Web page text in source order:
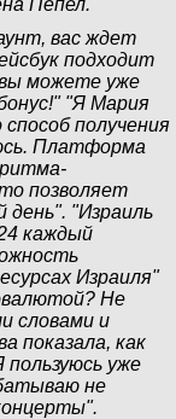
Пепел.
вас ждет
подходит
можете уже
"Я Мария
получения
Платформа
позволяет
день". "Израиль
каждый
Израиля"
Не
словами и
показала, как
уже
не